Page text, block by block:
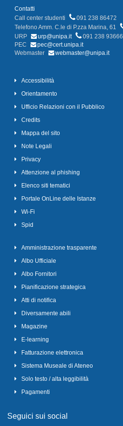
Contatti
Call center studenti
091 238 86472
Telefono Amm. C.le di P.zza Marina, 61
URP
urp@unipa.it
091 238 93666
PEC
pec@cert.unipa.it
Webmaster
webmaster@unipa.it
Accessibilità
Orientamento
Ufficio Relazioni con il Pubblico
Credits
Mappa del sito
Note Legali
Privacy
Attenzione al phishing
Elenco siti tematici
Portale OnLine delle Istanze
Wi-Fi
Spid
Amministrazione trasparente
Albo Ufficiale
Albo Fornitori
Pianificazione strategica
Atti di notifica
Diversamente abili
Magazine
E-learning
Fatturazione elettronica
Sistema Museale di Ateneo
Solo testo / alta leggibilità
Pagamenti
Seguici sui social